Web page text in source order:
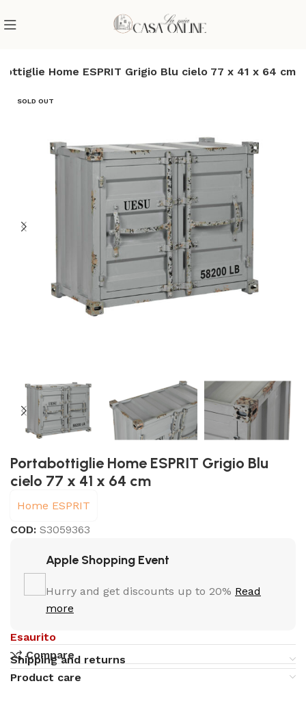
Home ESPRIT Grigio Blu cielo 77 x 41 x 64 cm
SOLD OUT
Portabottiglie Home ESPRIT Grigio Blu
cielo 77 x 41 x 64 cm
Home ESPRIT
COD:S3059363
Apple Shopping Event
Hurry and get discounts up to 20% Read
more
Esaurito
Compare
Shipping and returns
Product care